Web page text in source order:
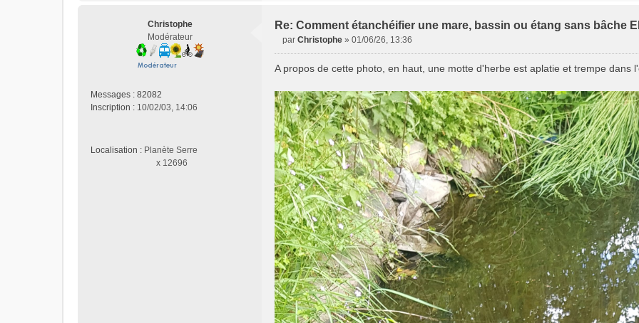
Christophe
Modérateur
Messages : 82082
Inscription : 10/02/03, 14:06
Localisation : Planète Serre
x 12696
Re: Comment étanchéifier une mare, bassin ou étang sans bâche
s
a
g
e
n
o
n
l
u
par Christophe » 01/06/26, 13:36
A propos de cette photo, en haut, une motte d'herbe est aplatie et trempe dans